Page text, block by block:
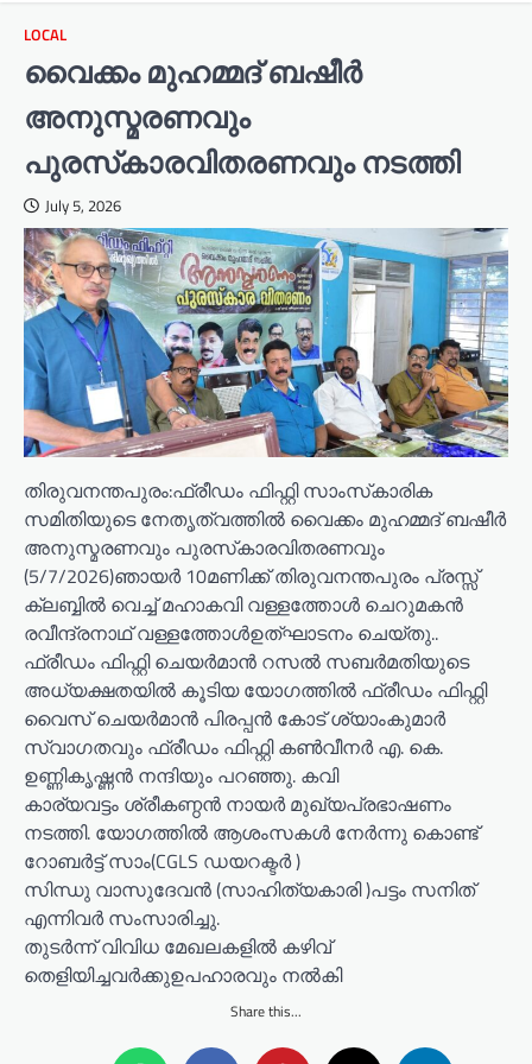
LOCAL
വൈക്കം മുഹമ്മദ് ബഷീർ
അനുസ്മരണവും
പുരസ്‌കാരവിതരണവും നടത്തി
July 5, 2026
തിരുവനന്തപുരം:ഫ്രീഡം ഫിഫ്റ്റി സാംസ്‌കാരിക
സമിതിയുടെ നേതൃത്വത്തിൽ വൈക്കം മുഹമ്മദ് ബഷീർ
അനുസ്മരണവും പുരസ്‌കാരവിതരണവും
(5/7/2026)ഞായർ 10മണിക്ക് തിരുവനന്തപുരം പ്രസ്സ്
ക്ലബ്ബിൽ വെച്ച് മഹാകവി വള്ളത്തോൾ ചെറുമകൻ
രവീന്ദ്രനാഥ്‌ വള്ളത്തോൾഉത്ഘാടനം ചെയ്തു..
ഫ്രീഡം ഫിഫ്റ്റി ചെയർമാൻ റസൽ സബർമതിയുടെ
അധ്യക്ഷതയിൽ കൂടിയ യോഗത്തിൽ ഫ്രീഡം ഫിഫ്റ്റി
വൈസ് ചെയർമാൻ പിരപ്പൻ കോട് ശ്യാംകുമാർ
സ്വാഗതവും ഫ്രീഡം ഫിഫ്റ്റി കൺവീനർ എ. കെ.
ഉണ്ണികൃഷ്ണൻ നന്ദിയും പറഞ്ഞു. കവി
കാര്യവട്ടം ശ്രീകണ്ഠൻ നായർ മുഖ്യപ്രഭാഷണം
നടത്തി. യോഗത്തിൽ ആശംസകൾ നേർന്നു കൊണ്ട്
റോബർട്ട്‌ സാം(CGLS ഡയറക്ടർ )
സിന്ധു വാസുദേവൻ (സാഹിത്യകാരി )പട്ടം സനിത്
എന്നിവർ സംസാരിച്ചു.
തുടർന്ന് വിവിധ മേഖലകളിൽ കഴിവ്
തെളിയിച്ചവർക്കുഉപഹാരവും നൽകി
Share this...